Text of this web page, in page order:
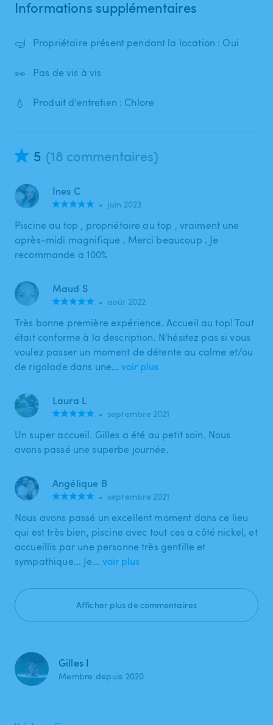
Informations supplémentaires
🤿 Propriétaire présent pendant la location : Oui
👀 Pas de vis à vis
💧 Produit d'entretien : Chlore
5 (18 commentaires)
Ines C
• juin 2023
Piscine au top , propriétaire au top , vraiment une
après-midi magnifique . Merci beaucoup . Je
recommande a 100%
Maud S
• août 2022
Très bonne première expérience. Accueil au top! Tout
était conforme à la description. N'hésitez pas si vous
voulez passer un moment de détente au calme et/ou
de rigolade dans une… voir plus
Laura L
• septembre 2021
Un super accueil. Gilles a été au petit soin. Nous
avons passé une superbe journée.
Angélique B
• septembre 2021
Nous avons passé un excellent moment dans ce lieu
qui est très bien, piscine avec tout ces a côté nickel, et
accueillis par une personne très gentille et
sympathique... Je… voir plus
Afficher plus de commentaires
Gilles I
Membre depuis 2020